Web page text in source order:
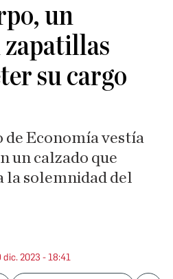
un
su cargo
Economía vestía
un calzado que
la solemnidad del
dic. 2023 - 18:41